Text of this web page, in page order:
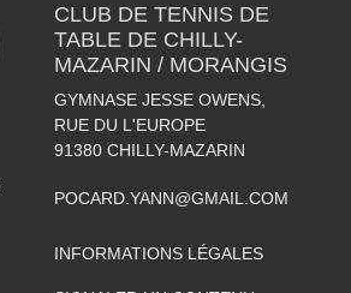
CLUB DE TENNIS DE
TABLE DE CHILLY-
MAZARIN / MORANGIS
GYMNASE JESSE OWENS,
RUE DU L'EUROPE
91380 CHILLY-MAZARIN
POCARD.YANN@GMAIL.COM
INFORMATIONS LÉGALES